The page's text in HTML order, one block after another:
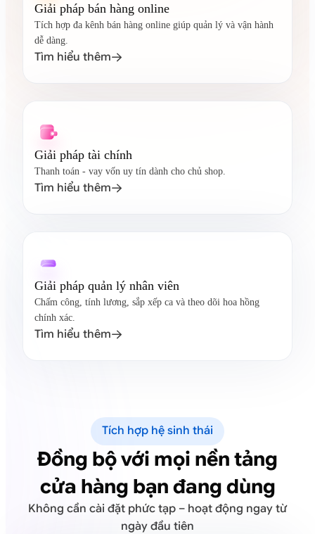
Giải pháp bán hàng online
Tích hợp đa kênh bán hàng online giúp quản lý và vận hành
dễ dàng.
Tìm hiểu thêm
Giải pháp tài chính
Thanh toán - vay vốn uy tín dành cho chủ shop.
Tìm hiểu thêm
Giải pháp quản lý nhân viên
Chấm công, tính lương, sắp xếp ca và theo dõi hoa hồng
chính xác.
Tìm hiểu thêm
Tích hợp hệ sinh thái
Đồng bộ với mọi nền tảng
cửa hàng bạn đang dùng
Không cần cài đặt phức tạp – hoạt động ngay từ
ngày đầu tiên